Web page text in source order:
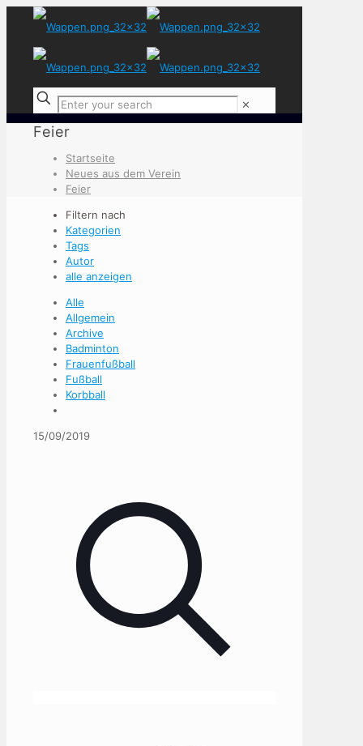
✕
Feier
Startseite
Neues aus dem Verein
Feier
Filtern nach
Kategorien
Tags
Autor
alle anzeigen
Alle
Allgemein
Archive
Badminton
Frauenfußball
Fußball
Korbball
15/09/2019